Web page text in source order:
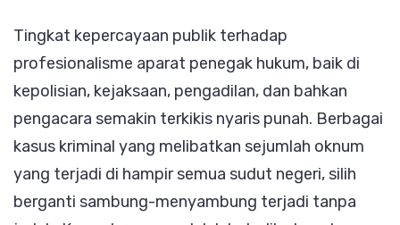
Wilson
Lalengke:
“Maling
Ngaku,
Malaekat
Tingkat kepercayaan publik terhadap
profesionalisme aparat penegak hukum, baik di
kepolisian, kejaksaan, pengadilan, dan bahkan
pengacara semakin terkikis nyaris punah. Berbagai
kasus kriminal yang melibatkan sejumlah oknum
yang terjadi di hampir semua sudut negeri, silih
berganti sambung-menyambung terjadi tanpa